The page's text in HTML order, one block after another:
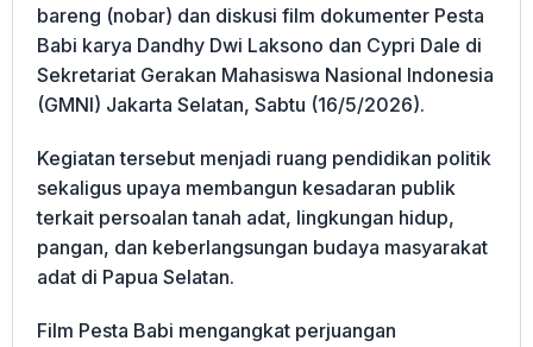
bareng (nobar) dan diskusi film dokumenter Pesta
Babi karya Dandhy Dwi Laksono dan Cypri Dale di
Sekretariat Gerakan Mahasiswa Nasional Indonesia
(GMNI) Jakarta Selatan, Sabtu (16/5/2026).
Kegiatan tersebut menjadi ruang pendidikan politik
sekaligus upaya membangun kesadaran publik
terkait persoalan tanah adat, lingkungan hidup,
pangan, dan keberlangsungan budaya masyarakat
adat di Papua Selatan.
Film Pesta Babi mengangkat perjuangan